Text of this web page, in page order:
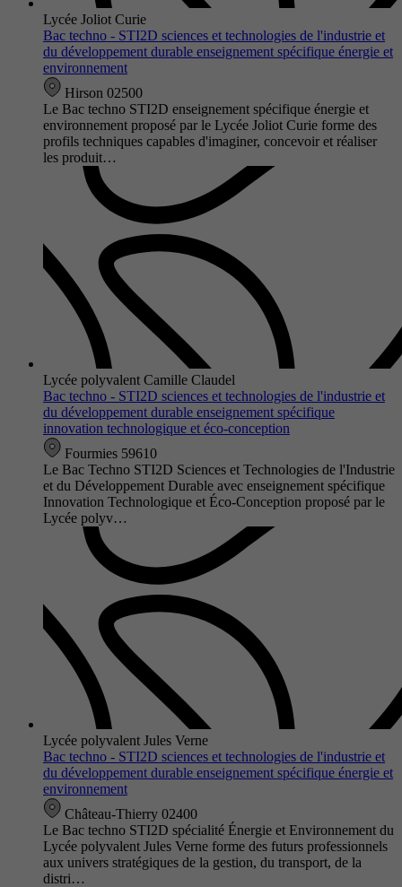
Lycée Joliot Curie
Bac techno - STI2D sciences et technologies de l'industrie et
du développement durable enseignement spécifique énergie et
environnement
Hirson 02500
Le Bac techno STI2D enseignement spécifique énergie et
environnement proposé par le Lycée Joliot Curie forme des
profils techniques capables d'imaginer, concevoir et réaliser
les produit…
Lycée polyvalent Camille Claudel
Bac techno - STI2D sciences et technologies de l'industrie et
du développement durable enseignement spécifique
innovation technologique et éco-conception
Fourmies 59610
Le Bac Techno STI2D Sciences et Technologies de l'Industrie
et du Développement Durable avec enseignement spécifique
Innovation Technologique et Éco-Conception proposé par le
Lycée polyv…
Lycée polyvalent Jules Verne
Bac techno - STI2D sciences et technologies de l'industrie et
du développement durable enseignement spécifique énergie et
environnement
Château-Thierry 02400
Le Bac techno STI2D spécialité Énergie et Environnement du
Lycée polyvalent Jules Verne forme des futurs professionnels
aux univers stratégiques de la gestion, du transport, de la
distri…